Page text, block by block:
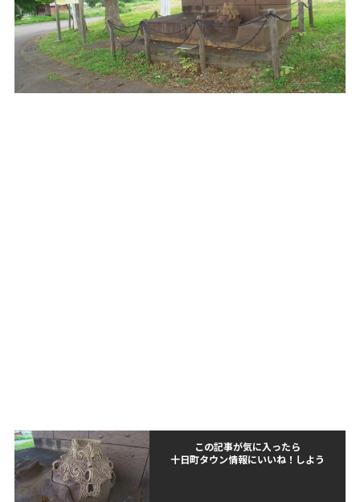
この記事が気に入ったら
十日町タウン情報にいいね！しよう